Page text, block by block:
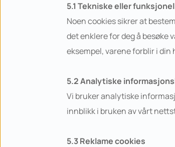
5.1 Tekniske eller
Noen cookies sikrer at
det enklere for deg å besøke
eksempel, varene forblir i
5.2 Analytiske
Vi bruker analytiske
innblikk i bruken av vårt
5.3 Reklame cookies